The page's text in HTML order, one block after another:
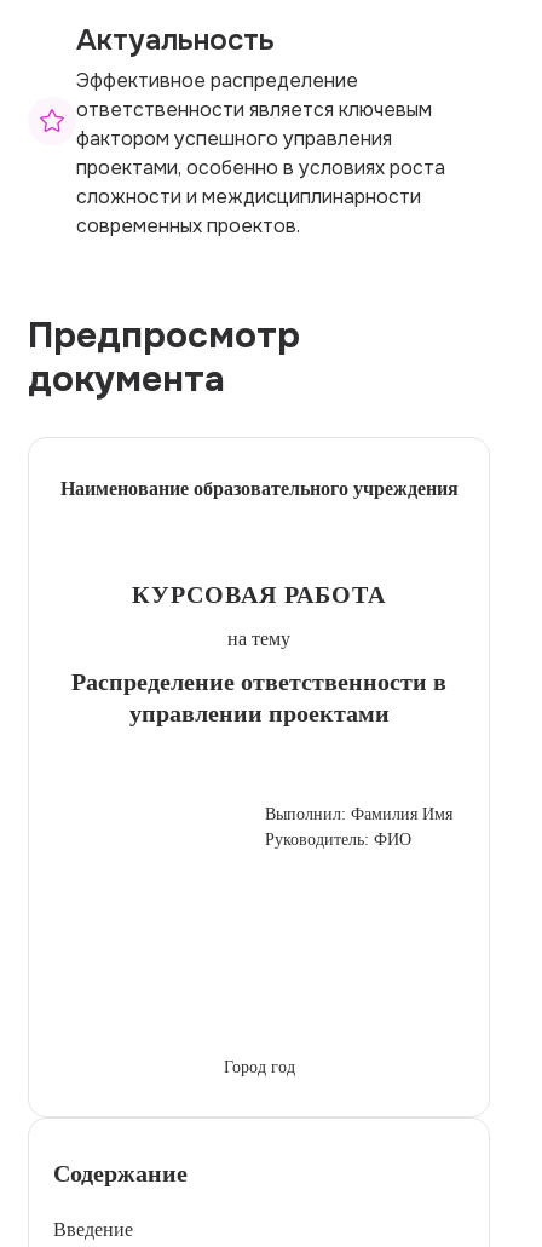
Актуальность
Эффективное распределение
ответственности является ключевым
фактором успешного управления
проектами, особенно в условиях роста
сложности и междисциплинарности
современных проектов.
Предпросмотр
документа
Наименование образовательного учреждения
КУРСОВАЯ РАБОТА
на тему
Распределение ответственности в
управлении проектами
Выполнил: Фамилия Имя
Руководитель: ФИО
Город год
Содержание
Введение